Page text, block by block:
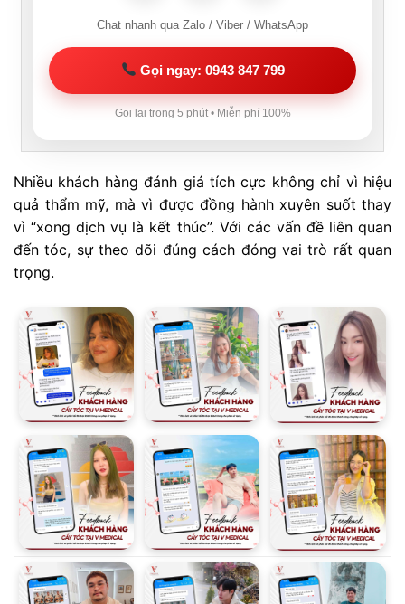
Chat nhanh qua Zalo / Viber / WhatsApp
Gọi ngay: 0943 847 799
Gọi lại trong 5 phút • Miễn phí 100%
Nhiều khách hàng đánh giá tích cực không chỉ vì hiệu
quả thẩm mỹ, mà vì được đồng hành xuyên suốt thay
vì “xong dịch vụ là kết thúc”. Với các vấn đề liên quan
đến tóc, sự theo dõi đúng cách đóng vai trò rất quan
trọng.